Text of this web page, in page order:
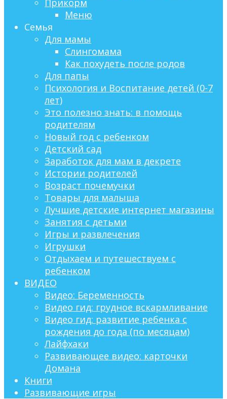
Меню
Семья
Для мамы
Слингомама
Как похудеть после родов
Для папы
Психология и Воспитание детей (0-7
лет)
Это полезно знать: в помощь
родителям
Новый год с ребенком
Детский сад
Заработок для мам в декрете
Истории родителей
Возраст почемучки
Товары для малыша
Лучшие детские интернет магазины
Занятия с детьми
Игры и развлечения
Игрушки
Отдыхаем и путешествуем с
ребенком
ВИДЕО
Видео: Беременность
Видео гид: грудное вскармливание
Видео гид: развитие ребенка с
рождения до года (по месяцам)
Лайфхаки
Развивающее видео: карточки
Домана
Книги
Развивающие игры